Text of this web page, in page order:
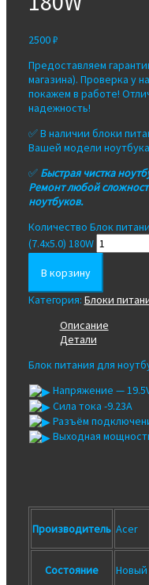
2500₽
Предоставляем
магазина). Проверка у
покажем в работе!
надежность!
✅ В наличии блоки
Вашей модели
✅ Быстрая чистка
Ремонт любой
ноутбуков.
Количество Блок
(7.4x5.0) 180W
В корзину
Категория: Блоки
Описание
Детали
Блок питания для
Напряжение —
Сила тока -9.23A
Разъём
Выходная
Производитель Acer
Состояние Новый